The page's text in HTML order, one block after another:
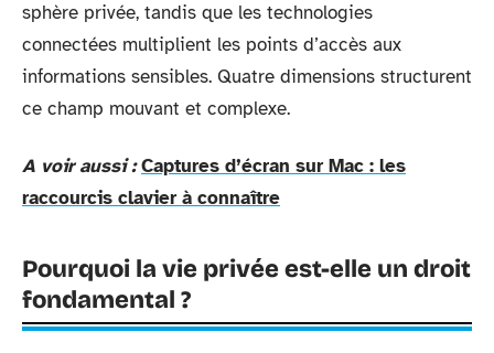
sphère privée, tandis que les technologies
connectées multiplient les points d’accès aux
informations sensibles. Quatre dimensions structurent
ce champ mouvant et complexe.
A voir aussi : Captures d’écran sur Mac : les
raccourcis clavier à connaître
Pourquoi la vie privée est-elle un droit
fondamental ?